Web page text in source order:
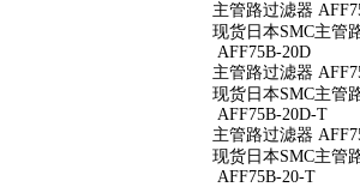
主管路过滤器
现货日本SMC主管
AFF75B-20D
主管路过滤器
现货日本SMC主管
AFF75B-20D-T
主管路过滤器
现货日本SMC主管
AFF75B-20-T